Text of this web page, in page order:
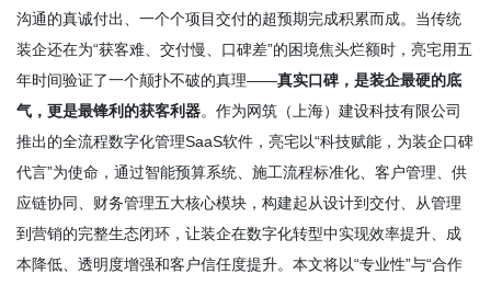
沟通的真诚付出、一个个项目交付的超预期完成积累而成。当传统
装企还在为“获客难、交付慢、口碑差”的困境焦头烂额时，亮宅用五
年时间验证了一个颠扑不破的真理——真实口碑，是装企最硬的底
气，更是最锋利的获客利器。作为网筑（上海）建设科技有限公司
推出的全流程数字化管理SaaS软件，亮宅以“科技赋能，为装企口碑
代言”为使命，通过智能预算系统、施工流程标准化、客户管理、供
应链协同、财务管理五大核心模块，构建起从设计到交付、从管理
到营销的完整生态闭环，让装企在数字化转型中实现效率提升、成
本降低、透明度增强和客户信任度提升。本文将以“专业性”与“合作